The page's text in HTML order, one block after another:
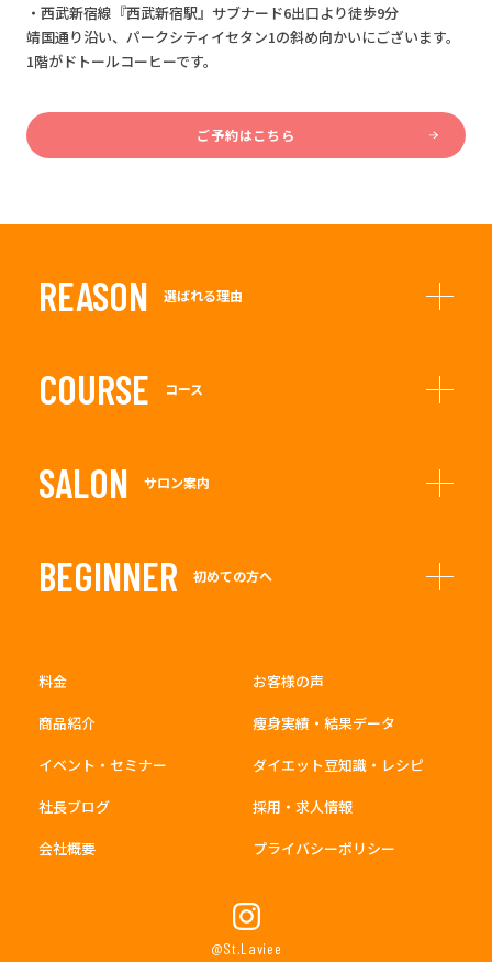
・西武新宿線『西武新宿駅』サブナード6出口より徒歩9分
靖国通り沿い、パークシティイセタン1の斜め向かいにございます。
1階がドトールコーヒーです。
ご予約はこちら
REASON 選ばれる理由
COURSE コース
SALON サロン案内
BEGINNER 初めての方へ
料金
お客様の声
商品紹介
痩身実績・結果データ
イベント・セミナー
ダイエット豆知識・レシピ
社長ブログ
採用・求人情報
会社概要
プライバシーポリシー
@St.Laviee